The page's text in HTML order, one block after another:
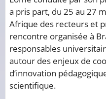
a pris part, du 25 au 27
Afrique des recteurs et
rencontre organisée à
responsables
autour des enjeux de
d’innovation
scientifique.